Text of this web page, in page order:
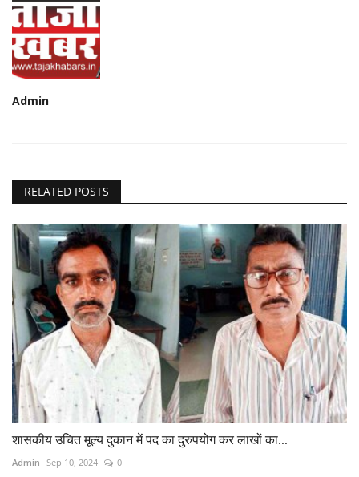
Admin
RELATED POSTS
शासकीय उचित मूल्य दुकान में पद का दुरुपयोग कर लाखों का...
Admin Sep 10, 2024 0